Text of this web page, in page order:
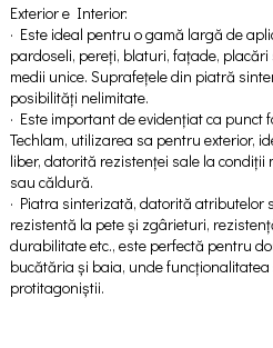
Exterior e Interior:
· Este ideal pentru o gamă largă de
pardoseli, pereți, blaturi, fațade,
medii unice. Suprafețele din piatră
posibilități nelimitate.
· Este important de evidențiat ca punct
Techlam, utilizarea sa pentru exterior,
liber, datorită rezistenței sale la condiții
sau căldură.
· Piatra sinterizată, datorită atributelor
rezistentă la pete și zgârieturi,
durabilitate etc., este perfectă pentru
bucătăria și baia, unde
protitagoniștii.